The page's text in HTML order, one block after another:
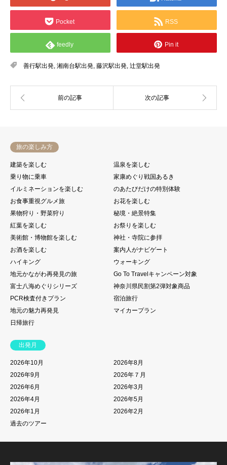
Pocket RSS
feedly Pin it
善行駅出発, 湘南台駅出発, 藤沢駅出発, 辻堂駅出発
旅の楽しみ方
建築を楽しむ
温泉を楽しむ
乗り物に乗車
家康めぐり戦国あるき
イルミネーションを楽しむ
のあたびだけの特別体験
お食事重視グルメ旅
お花を楽しむ
果物狩り・野菜狩り
秘境・絶景特集
紅葉を楽しむ
お祭りを楽しむ
美術館・博物館を楽しむ
神社・寺院に参拝
お酒を楽しむ
案内人がナビゲート
ハイキング
ウォーキング
地元かながわ再発見の旅
Go To Travelキャンペーン対象
富士八海めぐりシリーズ
神奈川県民割第2弾対象商品
PCR検査付きプラン
宿泊旅行
地元の魅力再発見
マイカープラン
日帰旅行
出発月
2026年10月
2026年8月
2026年9月
2026年７月
2026年6月
2026年3月
2026年4月
2026年5月
2026年1月
2026年2月
過去のツアー